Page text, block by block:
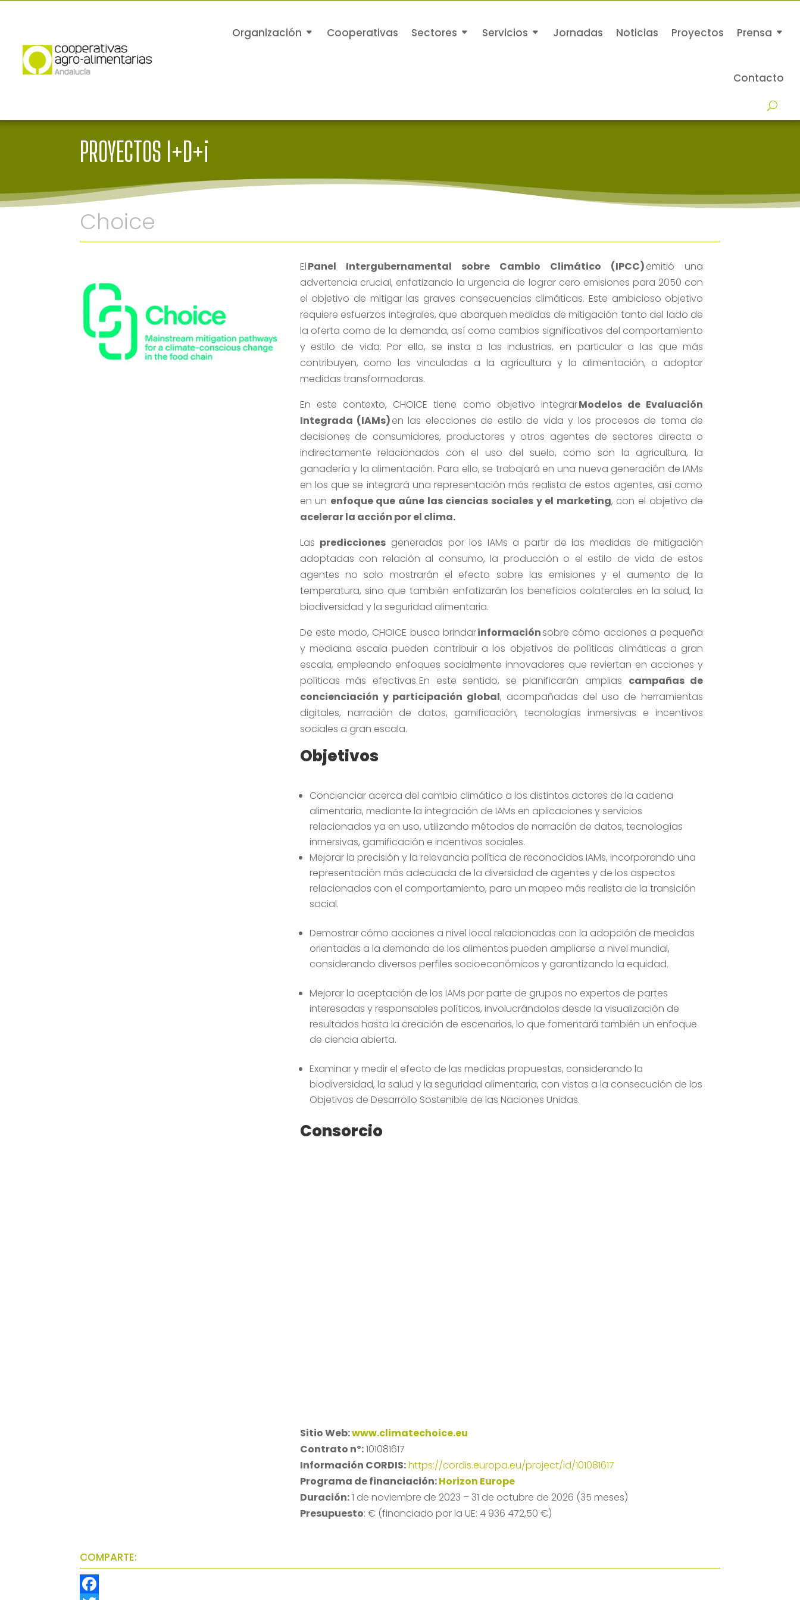
Organización Cooperativas Sectores Servicios Jornadas Noticias Proyectos Prensa
Contacto
PROYECTOS I+D+i
Choice
ElPanel Intergubernamental sobre Cambio Climático (IPCC)emitió una
advertencia crucial, enfatizando la urgencia de lograr cero emisiones para 2050 con
el objetivo de mitigar las graves consecuencias climáticas. Este ambicioso objetivo
requiere esfuerzos integrales, que abarquenmedidas de mitigación tanto del lado de
la oferta como de la demanda, así como cambiossignificativos del comportamiento
y estilo de vida.Por ello, se insta a las industrias, en particular a las que más
contribuyen, como las vinculadas a la agricultura y la alimentación, a adoptar
medidas transformadoras.
En este contexto, CHOICE tiene como objetivo integrarModelos de Evaluación
Integrada (IAMs)enlas elecciones de estilo de vida y los procesos de toma de
decisiones de consumidores, productores y otros agentes de sectores directa o
indirectamenterelacionados con el uso del suelo, como son la agricultura, la
ganadería y la alimentación. Para ello, se trabajará en una nueva generación deIAMs
en los que se integrará una representación más realista de estos agentes, así como
en un enfoque que aúne las ciencias sociales y el marketing, con el objetivo de
acelerar la acción por el clima.
Las predicciones generadas por los IAMs a partir delasmedidas de mitigación
adoptadas con relación al consumo, la producción o el estilo de vida de estos
agentes no solo mostrarán el efecto sobre las emisiones y el aumento de la
temperatura, sino que también enfatizarán los beneficios colaterales en la salud, la
biodiversidad y la seguridad alimentaria.
De este modo, CHOICE busca brindarinformaciónsobre cómo acciones a pequeña
y mediana escala pueden contribuir a los objetivos de políticas climáticas a gran
escala, empleando enfoques socialmente innovadores que reviertan en acciones y
políticasmás efectivas.En este sentido, se planificarán amplias campañas de
concienciación y participación global, acompañadas del uso deherramientas
digitales, narración de datos, gamificación,tecnologías inmersivas e incentivos
sociales a gran escala.
Objetivos
Concienciar acerca del cambio climático a los distintos actores de la cadena
alimentaria, mediante la integración de IAMs en aplicaciones y servicios
relacionados ya en uso, utilizando métodos de narración de datos, tecnologías
inmersivas, gamificación e incentivos sociales.
Mejorar la precisión y la relevancia política de reconocidos IAMs, incorporando una
representación más adecuada de la diversidad de agentes y de los aspectos
relacionados con el comportamiento, para un mapeo más realista de la transición
social.
Demostrar cómo acciones a nivel local relacionadas con la adopción de medidas
orientadas a la demanda de los alimentos pueden ampliarse a nivel mundial,
considerando diversos perfiles socioeconómicos y garantizando la equidad.
Mejorar la aceptación de los IAMs por parte de grupos no expertos de partes
interesadas y responsables políticos, involucrándolos desde la visualización de
resultados hasta la creación de escenarios, lo que fomentará también un enfoque
de ciencia abierta.
Examinar y medir el efecto de las medidas propuestas, considerando la
biodiversidad, la salud y la seguridad alimentaria, con vistas a la consecución de los
Objetivos de Desarrollo Sostenible de las Naciones Unidas.
Consorcio
Sitio Web:www.climatechoice.eu
Contrato nº:101081617
Información CORDIS:https://cordis.europa.eu/project/id/101081617
Programa de financiación:Horizon Europe
Duración:1 de noviembre de 2023 – 31 de octubre de 2026 (35 meses)
Presupuesto: € (financiado por la UE: 4 936 472,50 €)
COMPARTE: